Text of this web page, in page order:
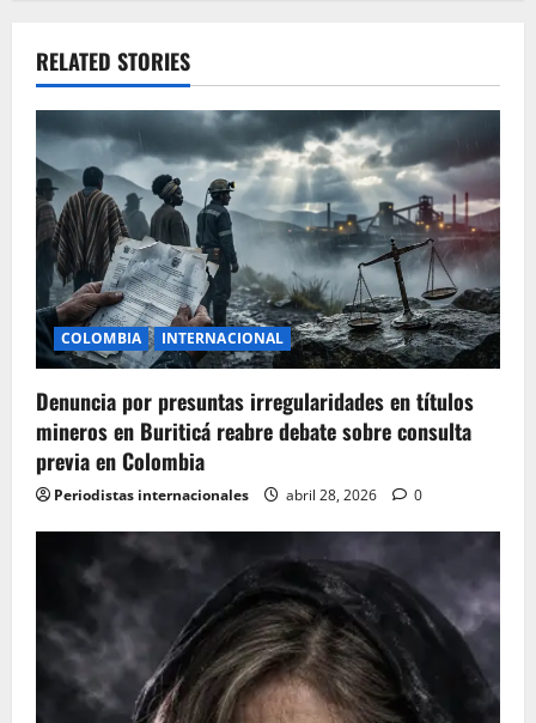
v
i
g
a
t
i
o
n
RELATED STORIES
COLOMBIA INTERNACIONAL
Denuncia por presuntas irregularidades en títulos
mineros en Buriticá reabre debate sobre consulta
previa en Colombia
Periodistas internacionales abril 28, 2026 0